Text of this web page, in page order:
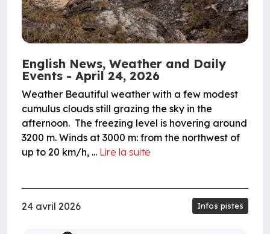
English News, Weather and Daily
Events - April 24, 2026
Weather Beautiful weather with a few modest
cumulus clouds still grazing the sky in the
afternoon. The freezing level is hovering around
3200 m. Winds at 3000 m: from the northwest of
up to 20 km/h, ... Lire la suite
24 avril 2026 Infos pistes